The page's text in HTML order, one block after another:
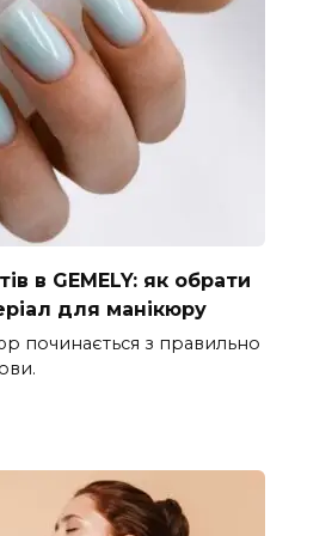
в GEMELY: як обрати
для манікюру
починається з правильно